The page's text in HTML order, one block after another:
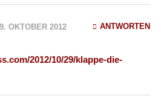
OKTOBER 2012 ANTWORTEN
2012/10/29/klappe-die-